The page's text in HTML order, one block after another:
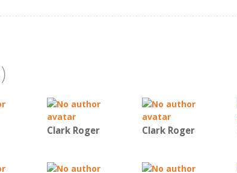
Clark Roger Clark Roger